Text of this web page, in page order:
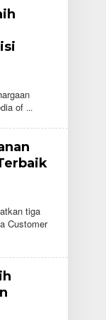
of
tiga
Customer